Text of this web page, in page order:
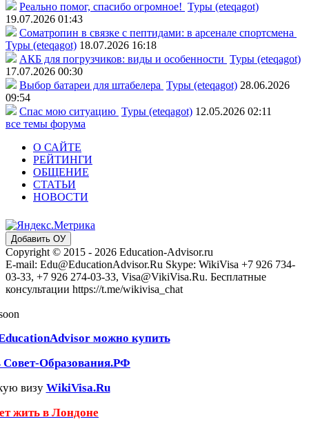
Реально помог, спасибо огромное! Туры (eteqagot)
19.07.2026 01:43
Соматропин в связке с пептидами: в арсенале спортсмена
Туры (eteqagot) 18.07.2026 16:18
АКБ для погрузчиков: виды и особенности Туры (eteqagot)
17.07.2026 00:30
Выбор батареи для штабелера Туры (eteqagot) 28.06.2026
09:54
Спас мою ситуацию Туры (eteqagot) 12.05.2026 02:11
все темы форума
О САЙТЕ
РЕЙТИНГИ
ОБЩЕНИЕ
СТАТЬИ
НОВОСТИ
Добавить ОУ
Copyright © 2015 - 2026 Education-Advisor.ru
E-mail: Edu@EducationAdvisor.Ru Skype: WikiVisa +7 926 734-
03-33, +7 926 274-03-33, Visa@VikiVisa.Ru. Бесплатные
консультации https://t.me/wikivisa_chat
можно купить
Совет-Образования.РФ
визу WikiVisa.Ru
жить в Лондоне